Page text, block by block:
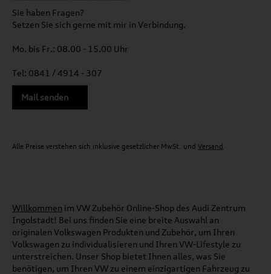
Sie haben Fragen?
Setzen Sie sich gerne mit mir in Verbindung.
Mo. bis Fr.: 08.00 - 15.00 Uhr
Tel: 0841 / 4914 - 307
Mail senden
Alle Preise verstehen sich inklusive gesetzlicher MwSt. und Versand
Willkommen im VW Zubehör Online-Shop des Audi Zentrum
Ingolstadt! Bei uns finden Sie eine breite Auswahl an
originalen Volkswagen Produkten und Zubehör, um Ihren
Volkswagen zu individualisieren und Ihren VW-Lifestyle zu
unterstreichen. Unser Shop bietet Ihnen alles, was Sie
benötigen, um Ihren VW zu einem einzigartigen Fahrzeug zu